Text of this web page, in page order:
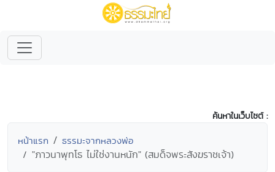
ค้นหาในเว็บไซต์ :
หน้าแรก ธรรมะจากหลวงพ่อ
"ภาวนาพุทโธ ไม่ใช่งานหนัก" (สมด็จพระสังฆราชเจ้า)